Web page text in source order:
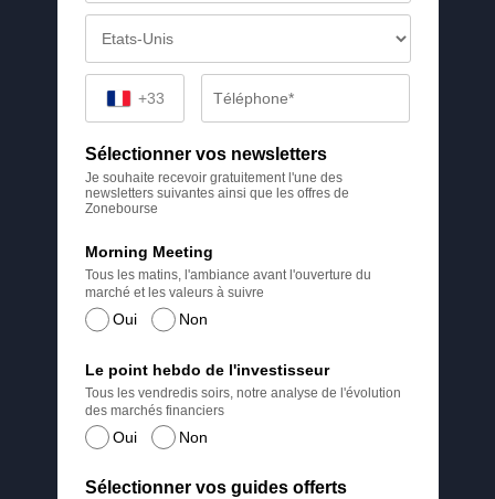
+33
Sélectionner vos newsletters
Je souhaite recevoir gratuitement l'une des
newsletters suivantes ainsi que les offres de
Zonebourse
Oui Non
Morning Meeting
Tous les matins, l'ambiance avant l'ouverture du
marché et les valeurs à suivre
Oui Non
Le point hebdo de l'investisseur
Tous les vendredis soirs, notre analyse de l'évolution
des marchés financiers
Sélectionner vos guides offerts